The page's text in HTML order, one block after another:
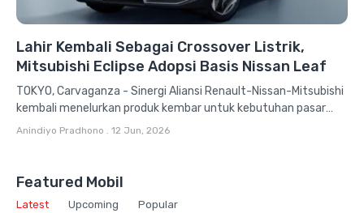
Lahir Kembali Sebagai Crossover Listrik,
Mitsubishi Eclipse Adopsi Basis Nissan Leaf
TOKYO, Carvaganza - Sinergi Aliansi Renault-Nissan-Mitsubishi
kembali menelurkan produk kembar untuk kebutuhan pasar
global. Langkah strategis tersebut diambil oleh Mitsubishi...
Anindiyo Pradhono . 12 Jun, 2026
Featured Mobil
Latest Upcoming Popular